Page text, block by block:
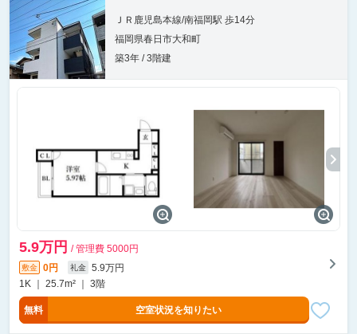
ＪＲ鹿児島本線/南福岡駅 歩14分
福岡県春日市大和町
築3年 / 3階建
5.9万円 / 管理費 5000円
敷金 0円 礼金
5.9万円
1K ｜ 25.7m² ｜ 3階
無料 空室状況を知りたい